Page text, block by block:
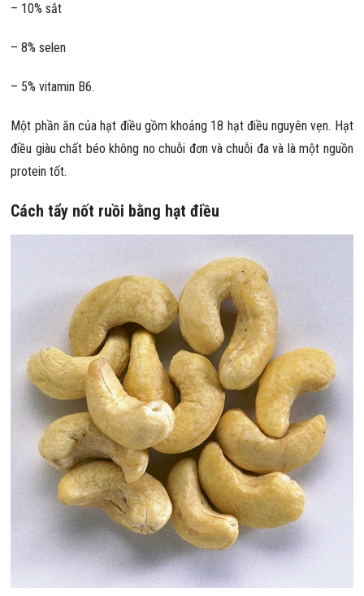
– 10% sắt
– 8% selen
– 5% vitamin B6.
Một phần ăn của hạt điều gồm khoảng 18 hạt điều nguyên vẹn. Hạt
điều giàu chất béo không no chuỗi đơn và chuỗi đa và là một nguồn
protein tốt.
Cách tẩy nốt ruồi bằng hạt điều